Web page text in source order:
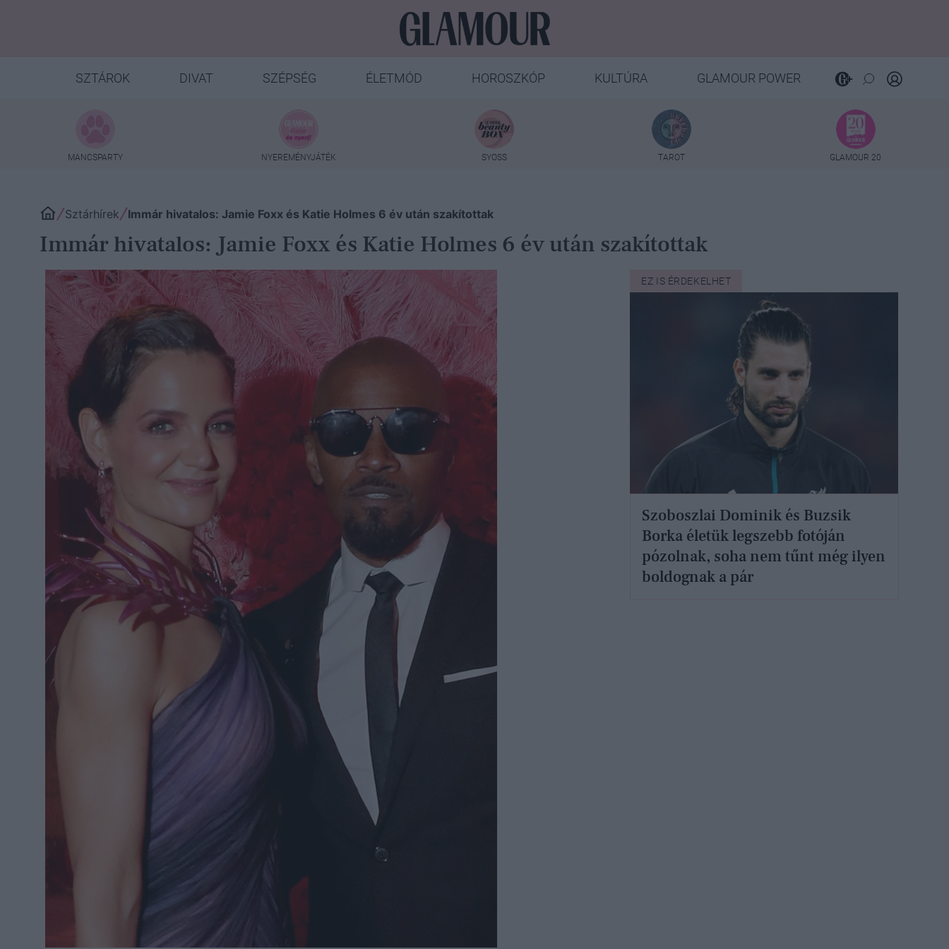
SZTÁROK DIVAT SZÉPSÉG ÉLETMÓD HOROSZKÓP KULTÚRA GLAMOUR POWER
MANCSPARTY NYEREMÉNYJÁTÉK SYOSS TAROT GLAMOUR 20
Sztárhírek Immár hivatalos: Jamie Foxx és Katie Holmes 6 év után szakítottak
Immár hivatalos: Jamie Foxx és Katie Holmes 6 év után szakítottak
EZ IS ÉRDEKELHET
Szoboszlai Dominik és Buzsik
Borka életük legszebb fotóján
pózolnak, soha nem tűnt még ilyen
boldognak a pár